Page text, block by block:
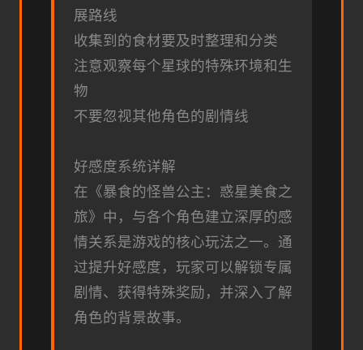
展路线
收集到的食材要及时整理和分类
注意观察每个星球的特殊环境和生
物
不要忽视其他角色的剧情线
好感度系统详解
在《暴食的怪兽公主：惑星美食之
旅》中，与各个角色建立深厚的感
情关系是游戏的核心玩法之一。通
过提升好感度，玩家可以解锁专属
剧情、获得特殊奖励，并深入了解
角色的背景故事。